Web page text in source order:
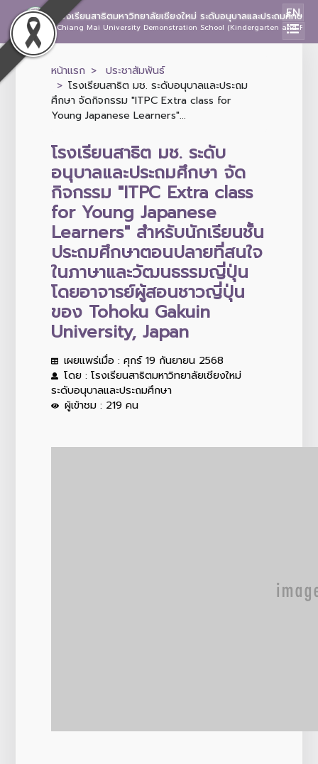
โรงเรียนสาธิตมหาวิทยาลัยเชียงใหม่ ระดับอนุบาลและประถมศึกษา
Chiang Mai University Demonstration School (Kindergarten and
EN
หน้าแรก
ประชาสัมพันธ์
โรงเรียนสาธิต มช. ระดับอนุบาลและประถม
ศึกษา จัดกิจกรรม "ITPC Extra class for
Young Japanese Learners"...
โรงเรียนสาธิต มช. ระดับ
อนุบาลและประถมศึกษา จัด
กิจกรรม "ITPC Extra class
for Young Japanese
Learners" สำหรับนักเรียนชั้น
ประถมศึกษาตอนปลายที่สนใจ
ในภาษาและวัฒนธรรมญี่ปุ่น
โดยอาจารย์ผู้สอนชาวญี่ปุ่น
ของ Tohoku Gakuin
University, Japan
เผยแพร่เมื่อ : ศุกร์ 19 กันยายน 2568
โดย : โรงเรียนสาธิตมหาวิทยาลัยเชียงใหม่
ระดับอนุบาลและประถมศึกษา
ผู้เข้าชม : 219 คน